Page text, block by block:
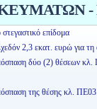
-
επίδομα
2,3 εκατ. ευρώ για
δύο (2) θέσεων
της θέσης κλ.